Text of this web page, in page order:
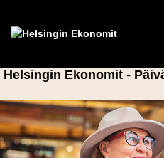
Helsingin Ekonomit -